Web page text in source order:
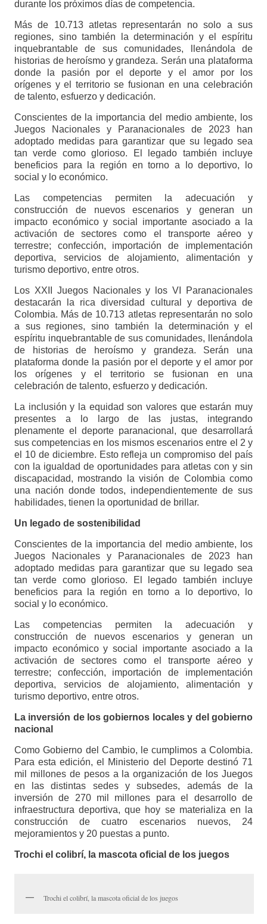
durante los próximos días de competencia.
Más de 10.713 atletas representarán no solo a sus
regiones, sino también la determinación y el espíritu
inquebrantable de sus comunidades, llenándola de
historias de heroísmo y grandeza. Serán una plataforma
donde la pasión por el deporte y el amor por los
orígenes y el territorio se fusionan en una celebración
de talento, esfuerzo y dedicación.
Conscientes de la importancia del medio ambiente, los
Juegos Nacionales y Paranacionales de 2023 han
adoptado medidas para garantizar que su legado sea
tan verde como glorioso. El legado también incluye
beneficios para la región en torno a lo deportivo, lo
social y lo económico.
Las competencias permiten la adecuación y
construcción de nuevos escenarios y generan un
impacto económico y social importante asociado a la
activación de sectores como el transporte aéreo y
terrestre; confección, importación de implementación
deportiva, servicios de alojamiento, alimentación y
turismo deportivo, entre otros.
Los XXII Juegos Nacionales y los VI Paranacionales
destacarán la rica diversidad cultural y deportiva de
Colombia. Más de 10.713 atletas representarán no solo
a sus regiones, sino también la determinación y el
espíritu inquebrantable de sus comunidades, llenándola
de historias de heroísmo y grandeza. Serán una
plataforma donde la pasión por el deporte y el amor por
los orígenes y el territorio se fusionan en una
celebración de talento, esfuerzo y dedicación.
La inclusión y la equidad son valores que estarán muy
presentes a lo largo de las justas, integrando
plenamente el deporte paranacional, que desarrollará
sus competencias en los mismos escenarios entre el 2 y
el 10 de diciembre. Esto refleja un compromiso del país
con la igualdad de oportunidades para atletas con y sin
discapacidad, mostrando la visión de Colombia como
una nación donde todos, independientemente de sus
habilidades, tienen la oportunidad de brillar.
Un legado de sostenibilidad
Conscientes de la importancia del medio ambiente, los
Juegos Nacionales y Paranacionales de 2023 han
adoptado medidas para garantizar que su legado sea
tan verde como glorioso. El legado también incluye
beneficios para la región en torno a lo deportivo, lo
social y lo económico.
Las competencias permiten la adecuación y
construcción de nuevos escenarios y generan un
impacto económico y social importante asociado a la
activación de sectores como el transporte aéreo y
terrestre; confección, importación de implementación
deportiva, servicios de alojamiento, alimentación y
turismo deportivo, entre otros.
La inversión de los gobiernos locales y del gobierno
nacional
Como Gobierno del Cambio, le cumplimos a Colombia.
Para esta edición, el Ministerio del Deporte destinó 71
mil millones de pesos a la organización de los Juegos
en las distintas sedes y subsedes, además de la
inversión de 270 mil millones para el desarrollo de
infraestructura deportiva, que hoy se materializa en la
construcción de cuatro escenarios nuevos, 24
mejoramientos y 20 puestas a punto.
Trochi el colibrí, la mascota oficial de los juegos
Trochi el colibrí, la mascota oficial de los juegos